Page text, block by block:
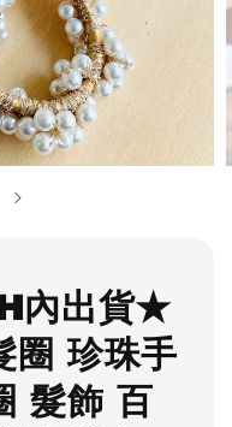
內出貨★
圈 珍珠手
髮飾 百